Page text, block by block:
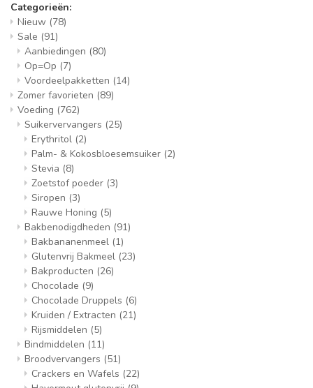
Categorieën:
Nieuw (78)
Sale (91)
Aanbiedingen (80)
Op=Op (7)
Voordeelpakketten (14)
Zomer favorieten (89)
Voeding (762)
Suikervervangers (25)
Erythritol (2)
Palm- & Kokosbloesemsuiker (2)
Stevia (8)
Zoetstof poeder (3)
Siropen (3)
Rauwe Honing (5)
Bakbenodigdheden (91)
Bakbananenmeel (1)
Glutenvrij Bakmeel (23)
Bakproducten (26)
Chocolade (9)
Chocolade Druppels (6)
Kruiden / Extracten (21)
Rijsmiddelen (5)
Bindmiddelen (11)
Broodvervangers (51)
Crackers en Wafels (22)